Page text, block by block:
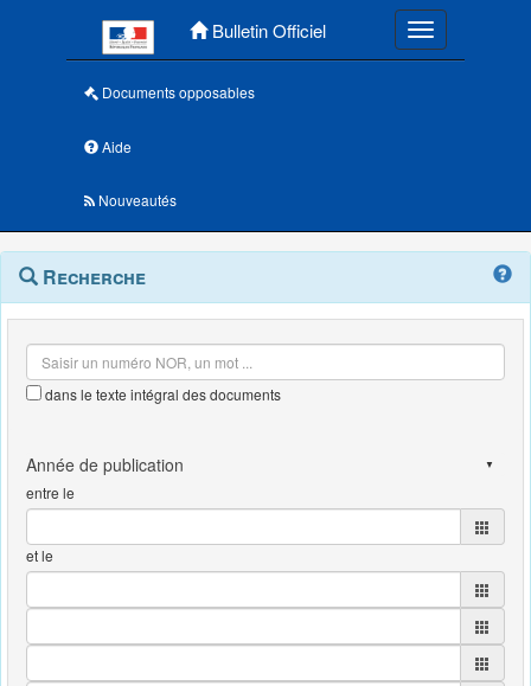
Bulletin Officiel Toggle
Documents opposables
Aide
Nouveautés
Navigation
outils
Menu
contextuel
Recherche
dans le texte intégral des documents
entre le
et le